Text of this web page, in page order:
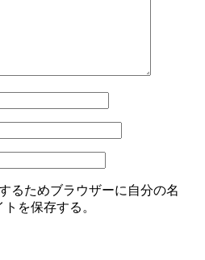
るためブラウザーに自分の名
を保存する。